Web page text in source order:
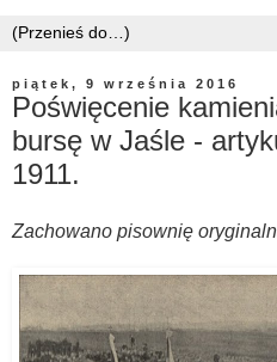
piątek, 9 września 2016
Poświęcenie
bursę w Jaśle -
1911.
Zachowano pisownię